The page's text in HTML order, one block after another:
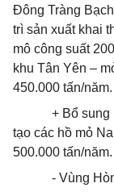
Đông Tràng
trì sản xuất khai
mô công suất
khu Tân Yên –
450.000 tấn/năm.
+ Bổ
tạo các hồ mỏ
500.000 tấn/năm.
- Vùng